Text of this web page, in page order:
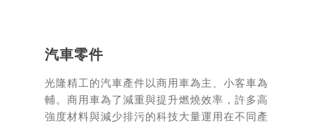
汽車零件
光隆精工的汽車產件以商用車為主、小客車為
輔。商用車為了減重與提升燃燒效率，許多高
強度材料與減少排污的科技大量運用在不同產